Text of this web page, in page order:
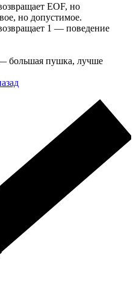
EOF, но
но допустимое.
1 — поведение
большая пушка, лучше